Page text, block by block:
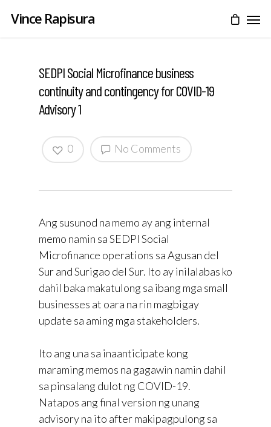
Vince Rapisura
SEDPI Social Microfinance business
continuity and contingency for COVID-19
Advisory 1
No Comments
0
Ang susunod na memo ay ang internal
memo namin sa SEDPI Social
Microfinance operations sa Agusan del
Sur and Surigao del Sur. Ito ay inilalabas ko
dahil baka makatulong sa ibang mga small
businesses at oara na rin magbigay
update sa aming mga stakeholders.
Ito ang una sa inaanticipate kong
maraming memos na gagawin namin dahil
sa pinsalang dulot ng COVID-19.
Natapos ang final version ng unang
advisory na ito after makipagpulong sa